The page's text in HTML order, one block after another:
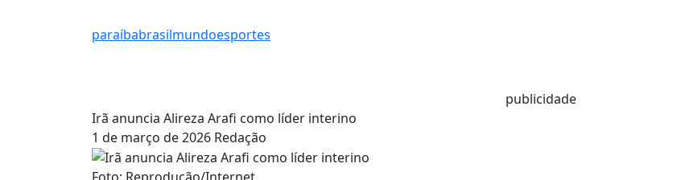
paraíbabrasilmundoesportes
publicidade
Irã anuncia Alireza Arafi como líder interino
1 de março de 2026 Redação